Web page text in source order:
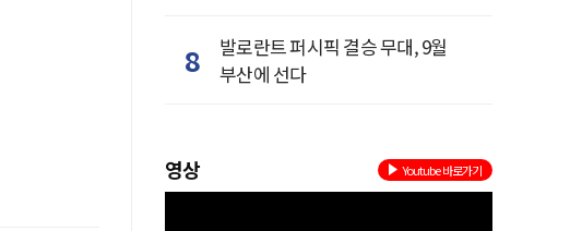
8
발로란트 퍼시픽 결승 무대, 9월
부산에 선다
영상 Youtube 바로가기